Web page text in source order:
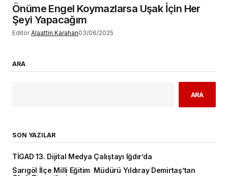
Önüme Engel Koymazlarsa Uşak İçin Her
Şeyi Yapacağım
Editör Alaattin Karahan03/06/2025
ARA
ARA
SON YAZILAR
TİGAD 13. Dijital Medya Çalıştayı Iğdır’da
Sarıgöl İlçe Milli Eğitim Müdürü Yıldıray Demirtaş’tan